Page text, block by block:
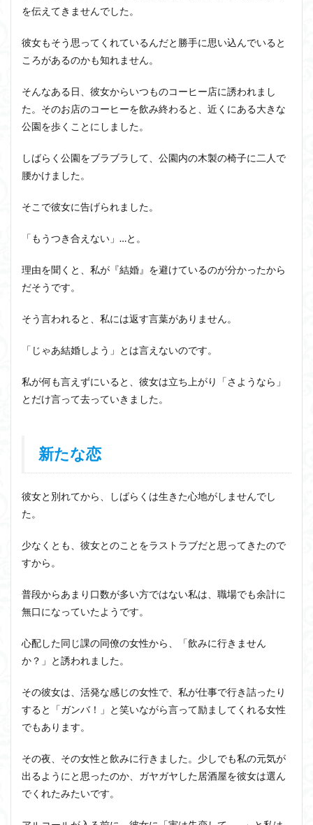
を伝えてきませんでした。
彼女もそう思ってくれているんだと勝手に思い込んでいると
ころがあるのかも知れません。
そんなある日、彼女からいつものコーヒー店に誘われまし
た。そのお店のコーヒーを飲み終わると、近くにある大きな
公園を歩くことにしました。
しばらく公園をブラブラして、公園内の木製の椅子に二人で
腰かけました。
そこで彼女に告げられました。
「もうつき合えない」…と。
理由を聞くと、私が『結婚』を避けているのが分かったから
だそうです。
そう言われると、私には返す言葉がありません。
「じゃあ結婚しよう」とは言えないのです。
私が何も言えずにいると、彼女は立ち上がり「さようなら」
とだけ言って去っていきました。
新たな恋
彼女と別れてから、しばらくは生きた心地がしませんでし
た。
少なくとも、彼女とのことをラストラブだと思ってきたので
すから。
普段からあまり口数が多い方ではない私は、職場でも余計に
無口になっていたようです。
心配した同じ課の同僚の女性から、「飲みに行きません
か？」と誘われました。
その彼女は、活発な感じの女性で、私が仕事で行き詰ったり
すると「ガンバ！」と笑いながら言って励ましてくれる女性
でもあります。
その夜、その女性と飲みに行きました。少しでも私の元気が
出るようにと思ったのか、ガヤガヤした居酒屋を彼女は選ん
でくれたみたいです。